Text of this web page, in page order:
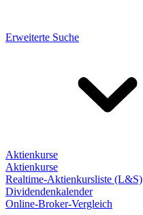
Erweiterte Suche
Aktienkurse
Aktienkurse
Realtime-Aktienkursliste (L&S)
Dividendenkalender
Online-Broker-Vergleich